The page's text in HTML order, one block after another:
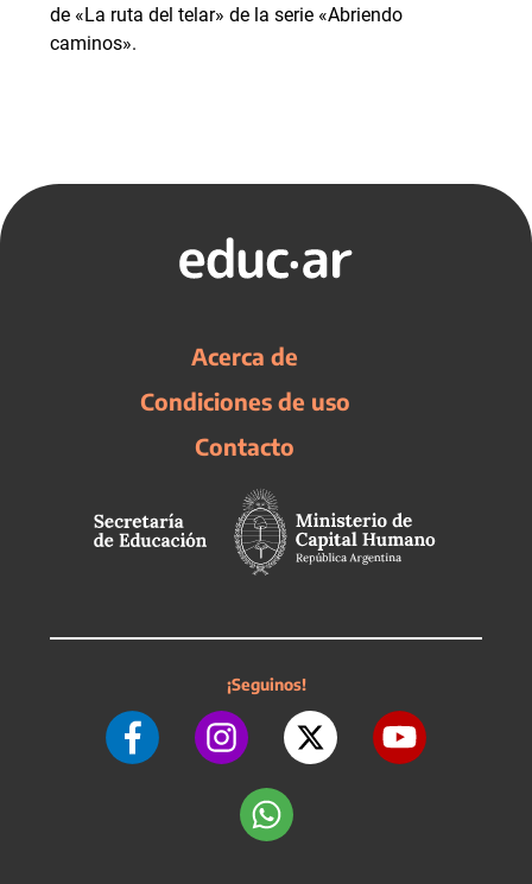
de «La ruta del telar» de la serie «Abriendo
caminos».
Acerca de
Condiciones de uso
Contacto
¡Seguinos!